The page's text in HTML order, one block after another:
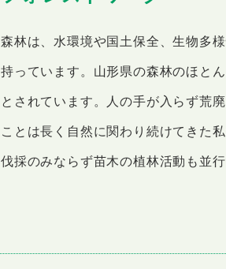
森林は、水環境や国土保全、生物多
持っています。山形県の森林のほと
とされています。人の手が入らず荒
ことは長く自然に関わり続けてきた
伐採のみならず苗木の植林活動も並行